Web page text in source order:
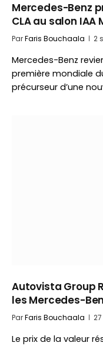
Mercedes-Benz
CLA au salon IAA
ParFaris Bouchaala 2
Mercedes-Benz
première mondiale
précurseur d’une
Autovista Group
les Mercedes-
ParFaris Bouchaala
Le prix de la valeur